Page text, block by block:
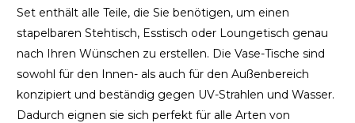
Set enthält alle Teile, die Sie benötigen, um einen
stapelbaren Stehtisch, Esstisch oder Loungetisch genau
nach Ihren Wünschen zu erstellen. Die Vase-Tische sind
sowohl für den Innen- als auch für den Außenbereich
konzipiert und beständig gegen UV-Strahlen und Wasser.
Dadurch eignen sie sich perfekt für alle Arten von